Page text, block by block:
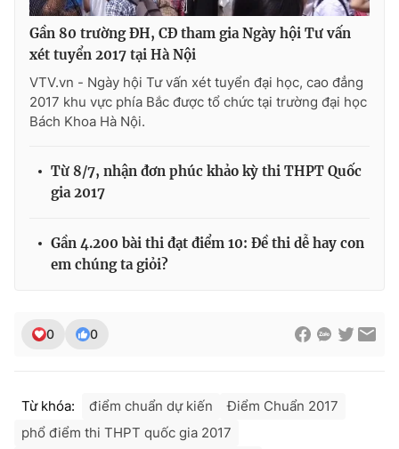
Ðiện thoại Thời báo VTV:024.66 897 897
Email:toasoan@vtv.vn
Liên hệ quảng cáo: 024-7300.7108
thuận bằng văn bản. Ghi rõ nguồn VTV.vn khi phát hành lại
thông tin từ website này.
Gần 80 trường ĐH, CĐ tham gia Ngày hội Tư vấn
xét tuyển 2017 tại Hà Nội
VTV.vn - Ngày hội Tư vấn xét tuyển đại học, cao đẳng
2017 khu vực phía Bắc được tổ chức tại trường đại học
Bách Khoa Hà Nội.
Từ 8/7, nhận đơn phúc khảo kỳ thi THPT Quốc
gia 2017
Gần 4.200 bài thi đạt điểm 10: Đề thi dễ hay con
em chúng ta giỏi?
0 0
Từ khóa: điểm chuẩn dự kiến
Điểm Chuẩn 2017
phổ điểm thi THPT quốc gia 2017